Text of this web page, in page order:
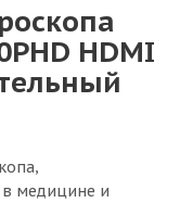
HDMI
в медицине и